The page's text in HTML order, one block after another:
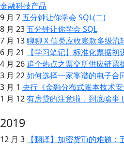
金融科技产品
9 月 7五分钟让你学会 SQL(二)
8 月 23五分钟让你学会 SQL
7 月 13聊聊 X 信类应收账款多级流
6 月 21
【学习笔记】标准化票据初
4 月 26追个热点之票交所供应链票
3 月 22如何选择一家靠谱的电子合
3 月 1 央行《金融分布式账本技术
1 月 12有房贷的注意啦，到底啥事
2019
12 月 3
【翻译】加密货币的难题：